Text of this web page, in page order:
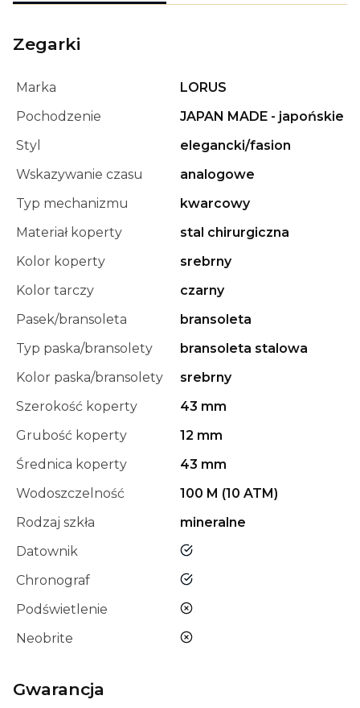
Zegarki
Marka
LORUS
Pochodzenie
JAPAN MADE - japońskie
Styl
elegancki/fasion
Wskazywanie czasu
analogowe
Typ mechanizmu
kwarcowy
Materiał koperty
stal chirurgiczna
Kolor koperty
srebrny
Kolor tarczy
czarny
Pasek/bransoleta
bransoleta
Typ paska/bransolety
bransoleta stalowa
Kolor paska/bransolety
srebrny
Szerokość koperty
43 mm
Grubość koperty
12 mm
Średnica koperty
43 mm
Wodoszczelność
100 M (10 ATM)
Rodzaj szkła
mineralne
Datownik
tak
Chronograf
tak
Podświetlenie
nie
Neobrite
nie
Gwarancja